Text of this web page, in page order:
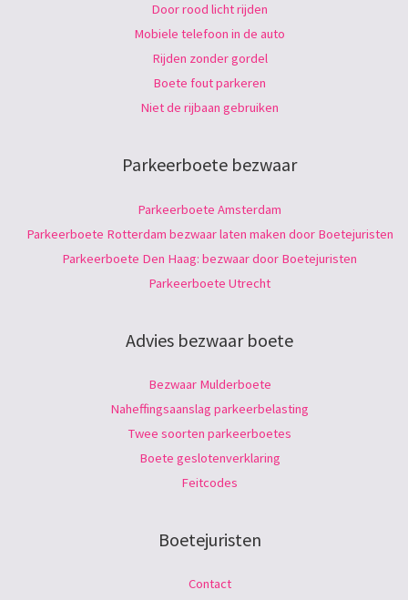
Door rood licht rijden
Mobiele telefoon in de auto
Rijden zonder gordel
Boete fout parkeren
Niet de rijbaan gebruiken
Parkeerboete bezwaar
Parkeerboete Amsterdam
Parkeerboete Rotterdam bezwaar laten maken door Boetejuristen
Parkeerboete Den Haag: bezwaar door Boetejuristen
Parkeerboete Utrecht
Advies bezwaar boete
Bezwaar Mulderboete
Naheffingsaanslag parkeerbelasting
Twee soorten parkeerboetes
Boete geslotenverklaring
Feitcodes
Boetejuristen
Contact